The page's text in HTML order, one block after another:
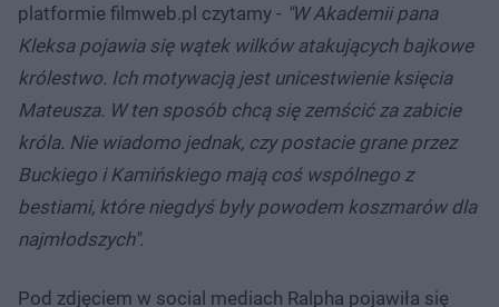
platformie filmweb.pl czytamy - "W Akademii pana
Kleksa pojawia się wątek wilków atakujących bajkowe
królestwo. Ich motywacją jest unicestwienie księcia
Mateusza. W ten sposób chcą się zemścić za zabicie
króla. Nie wiadomo jednak, czy postacie grane przez
Buckiego i Kamińskiego mają coś wspólnego z
bestiami, które niegdyś były powodem koszmarów dla
najmłodszych".
Pod zdjęciem w social mediach Ralpha pojawiła się